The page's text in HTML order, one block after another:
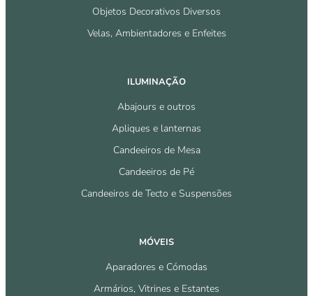
Objetos Decorativos Diversos
Velas, Ambientadores e Enfeites
ILUMINAÇÃO
Abajours e outros
Apliques e lanternas
Candeeiros de Mesa
Candeeiros de Pé
Candeeiros de Tecto e Suspensões
MÓVEIS
Aparadores e Cómodas
Armários, Vitrines e Estantes